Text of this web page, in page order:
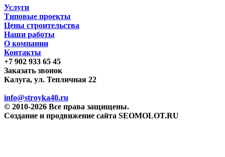
Услуги
Типовые проекты
Цены строительства
Наши работы
О компании
Контакты
+7 902 933 65 45
Заказать звонок
Калуга, ул. Тепличная 22
info@stroyka40.ru
© 2010-2026 Все права защищены.
Создание и продвижение сайта SEOMOLOT.RU